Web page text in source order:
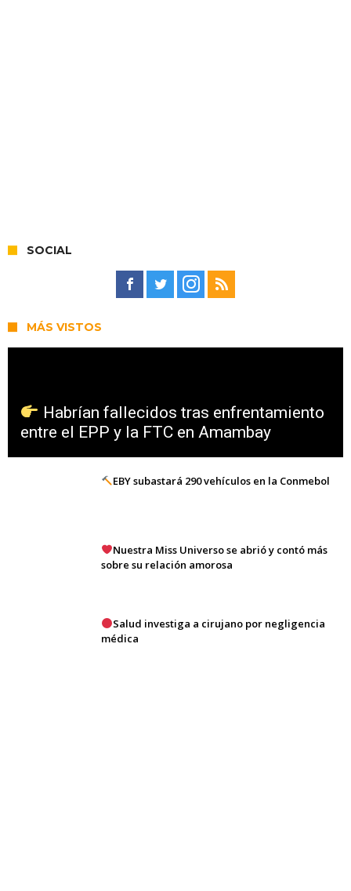
SOCIAL
MÁS VISTOS
Habrían fallecidos tras enfrentamiento
entre el EPP y la FTC en Amambay
EBY subastará 290 vehículos en la Conmebol
Nuestra Miss Universo se abrió y contó más
sobre su relación amorosa
Salud investiga a cirujano por negligencia
médica